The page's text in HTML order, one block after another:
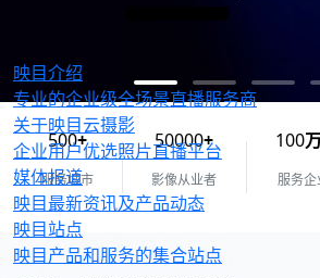
映目介绍
专业的企业级全场景直播服务商
关于映目云摄影
企业用户优选照片直播平台
媒体报道
映目最新资讯及产品动态
映目站点
映目产品和服务的集合站点
500+
服务城市
50000+
影像从业者
100
服务企